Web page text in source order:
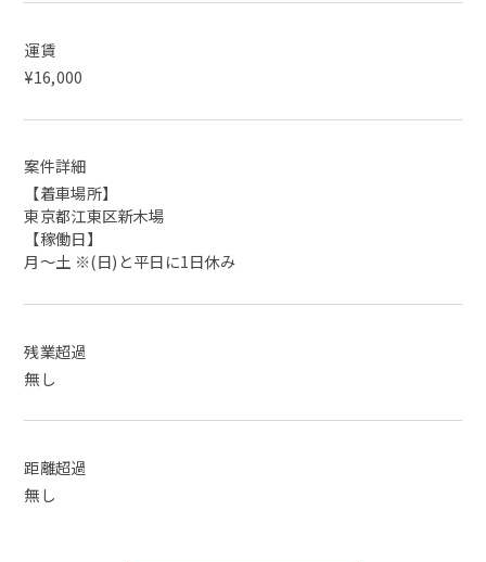
運賃
¥16,000
案件詳細
【着車場所】
東京都江東区新木場
【稼働日】
月～土 ※(日)と平日に1日休み
残業超過
無し
距離超過
無し